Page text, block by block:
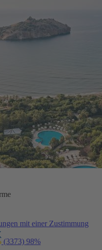
mit einer Zustimmung
(3373) 98%